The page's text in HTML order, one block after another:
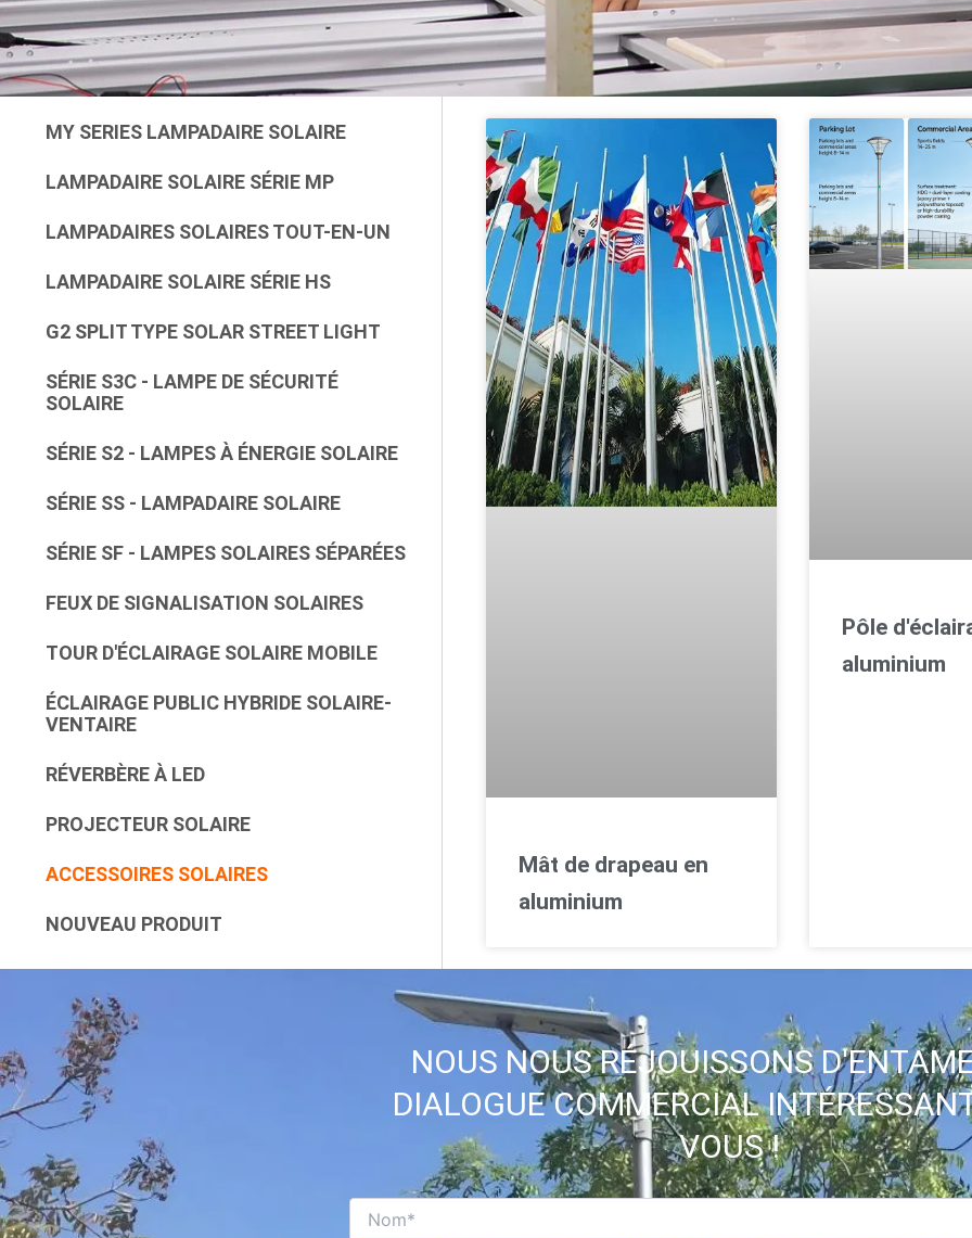
MY SERIES LAMPADAIRE SOLAIRE
LAMPADAIRE SOLAIRE SÉRIE MP
LAMPADAIRES SOLAIRES TOUT-EN-UN
LAMPADAIRE SOLAIRE SÉRIE HS
G2 SPLIT TYPE SOLAR STREET LIGHT
SÉRIE S3C - LAMPE DE SÉCURITÉ
SOLAIRE
SÉRIE S2 - LAMPES À ÉNERGIE SOLAIRE
SÉRIE SS - LAMPADAIRE SOLAIRE
SÉRIE SF - LAMPES SOLAIRES SÉPARÉES
FEUX DE SIGNALISATION SOLAIRES
TOUR D'ÉCLAIRAGE SOLAIRE MOBILE
ÉCLAIRAGE PUBLIC HYBRIDE SOLAIRE-
VENTAIRE
RÉVERBÈRE À LED
PROJECTEUR SOLAIRE
ACCESSOIRES SOLAIRES
NOUVEAU PRODUIT
Mât de drapeau en
aluminium
Pôle
aluminium
NOUS NOUS RÉJOUISSONS
DIALOGUE COMMERCIAL
VOUS !